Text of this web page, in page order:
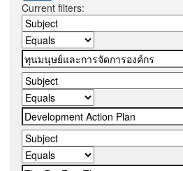
Current filters: